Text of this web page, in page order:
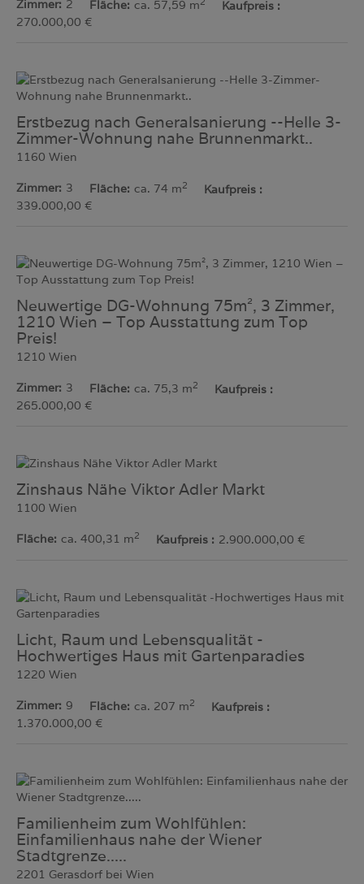
Zimmer 2 Fläche ca. 57,59 m
Kaufpreis
270.000,00 €
Erstbezug nach Generalsanierung --Helle 3-
Zimmer-Wohnung nahe Brunnenmarkt..
1160 Wien
Zimmer 3 Fläche ca. 74 m2
Kaufpreis
339.000,00 €
Neuwertige DG-Wohnung 75m², 3 Zimmer,
1210 Wien – Top Ausstattung zum Top
Preis!
1210 Wien
Zimmer 3 Fläche ca. 75,3 m2
Kaufpreis
265.000,00 €
Zinshaus Nähe Viktor Adler Markt
1100 Wien
Fläche ca. 400,31 m2 Kaufpreis 2.900.000,00 €
Licht, Raum und Lebensqualität -
Hochwertiges Haus mit Gartenparadies
1220 Wien
Zimmer 9 Fläche ca. 207 m2
Kaufpreis
1.370.000,00 €
Familienheim zum Wohlfühlen:
Einfamilienhaus nahe der Wiener
Stadtgrenze.....
2201 Gerasdorf bei Wien